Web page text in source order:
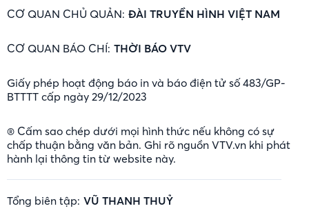
CƠ QUAN CHỦ QUẢN: ĐÀI TRUYỀN HÌNH VIỆT NAM
CƠ QUAN BÁO CHÍ: THỜI BÁO VTV
Giấy phép hoạt động báo in và báo điện tử số 483/GP-
BTTTT cấp ngày 29/12/2023
® Cấm sao chép dưới mọi hình thức nếu không có sự
chấp thuận bằng văn bản. Ghi rõ nguồn VTV.vn khi phát
hành lại thông tin từ website này.
Tổng biên tập: VŨ THANH THUỶ